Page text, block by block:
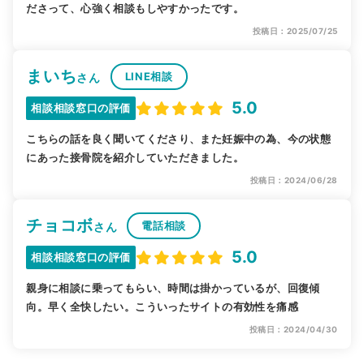
ださって、心強く相談もしやすかったです。
投稿日：2025/07/25
まいちさん LINE相談
相談相談窓口の評価 5.0
こちらの話を良く聞いてくださり、また妊娠中の為、今の状態
にあった接骨院を紹介していただきました。
投稿日：2024/06/28
チョコボさん 電話相談
相談相談窓口の評価 5.0
親身に相談に乗ってもらい、時間は掛かっているが、回復傾
向。早く全快したい。こういったサイトの有効性を痛感
投稿日：2024/04/30